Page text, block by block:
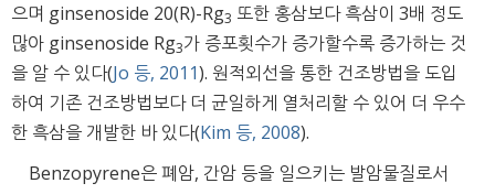
으며 ginsenoside 20(R)-Rg3 또한 홍삼보다 흑삼이 3배 정도
많아 ginsenoside Rg3가 증포횟수가 증가할수록 증가하는 것
을 알 수 있다(Jo 등, 2011). 원적외선을 통한 건조방법을 도입
하여 기존 건조방법보다 더 균일하게 열처리할 수 있어 더 우수
한 흑삼을 개발한 바 있다(Kim 등, 2008).
Benzopyrene은 폐암, 간암 등을 일으키는 발암물질로서